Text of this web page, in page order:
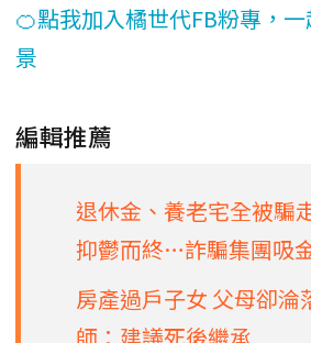
🍊點我加入橘世代FB粉專，
景
編輯推薦
退休金、養老宅全被騙
抑鬱而終…詐騙集團吸
房產過戶子女 父母卻